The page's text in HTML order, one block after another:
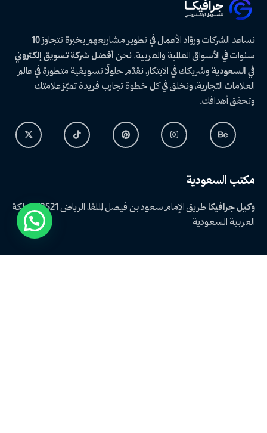
نساعد الشركات وروّاد الأعمال في تطوير مشاريعهم بخبرة تتجاوز 10
سنوات في الأسواق العالمية والعربية. نحنأفضل شركة تسويق إلكتروني
في السعودية وشريكك في الابتكار، نقدّم حلولًا تسويقية متطورة في عالم
العلامات التجارية، ونخلق في كل خطوة تجارب فريدة تميّز علامتك
وتحقق أهدافك.
مكتب السعودية
وكيل جرافيكاطريق الإمام سعود بن فيصلالملقا، الرياض 13521
المملكة
العربية السعودية